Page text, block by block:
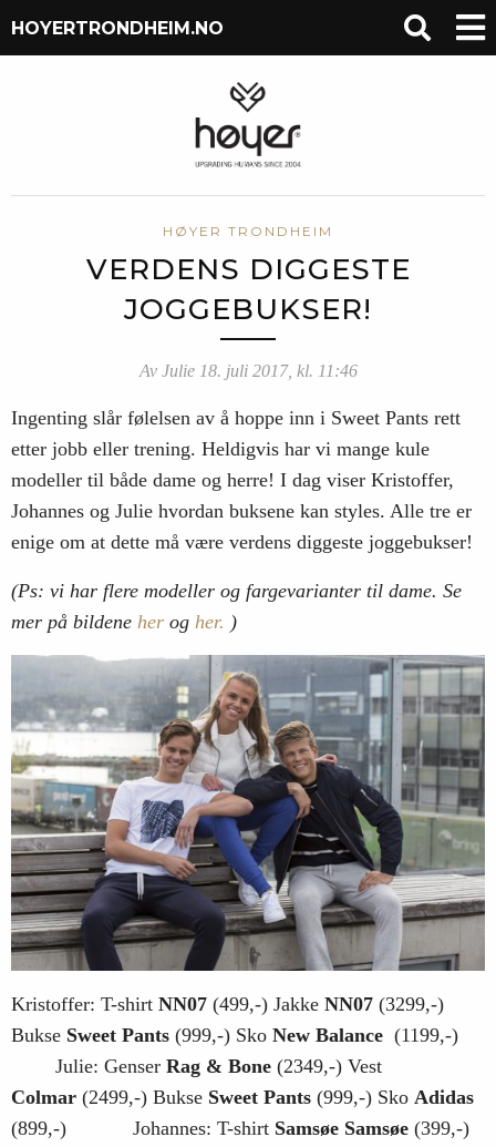
HOYERTRONDHEIM.NO
HØYER TRONDHEIM
VERDENS DIGGESTE
JOGGEBUKSER!
Av Julie 18. juli 2017, kl. 11:46
Ingenting slår følelsen av å hoppe inn i Sweet Pants rett
etter jobb eller trening. Heldigvis har vi mange kule
modeller til både dame og herre! I dag viser Kristoffer,
Johannes og Julie hvordan buksene kan styles. Alle tre er
enige om at dette må være verdens diggeste joggebukser!
(Ps: vi har flere modeller og fargevarianter til dame. Se
mer på bildene her og her. )
Kristoffer: T-shirt NN07 (499,-) Jakke NN07 (3299,-)
Bukse Sweet Pants (999,-) Sko New Balance (1199,-)
Julie: Genser Rag & Bone (2349,-) Vest
Colmar (2499,-) Bukse Sweet Pants (999,-) Sko Adidas
(899,-) Johannes: T-shirt Samsøe Samsøe (399,-)